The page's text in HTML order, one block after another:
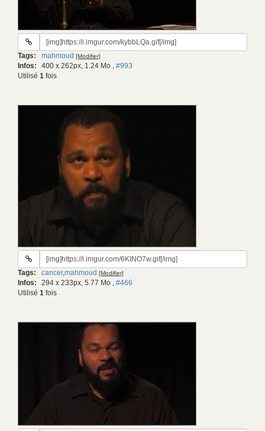
URL
gif:
Tags: mahmoud [Modifier]
Infos: 400 x 262px, 1.24 Mo , #993
Utilisé 1 fois
URL
gif:
Tags: cancer,mahmoud [Modifier]
Infos: 294 x 233px, 5.77 Mo , #466
Utilisé 1 fois